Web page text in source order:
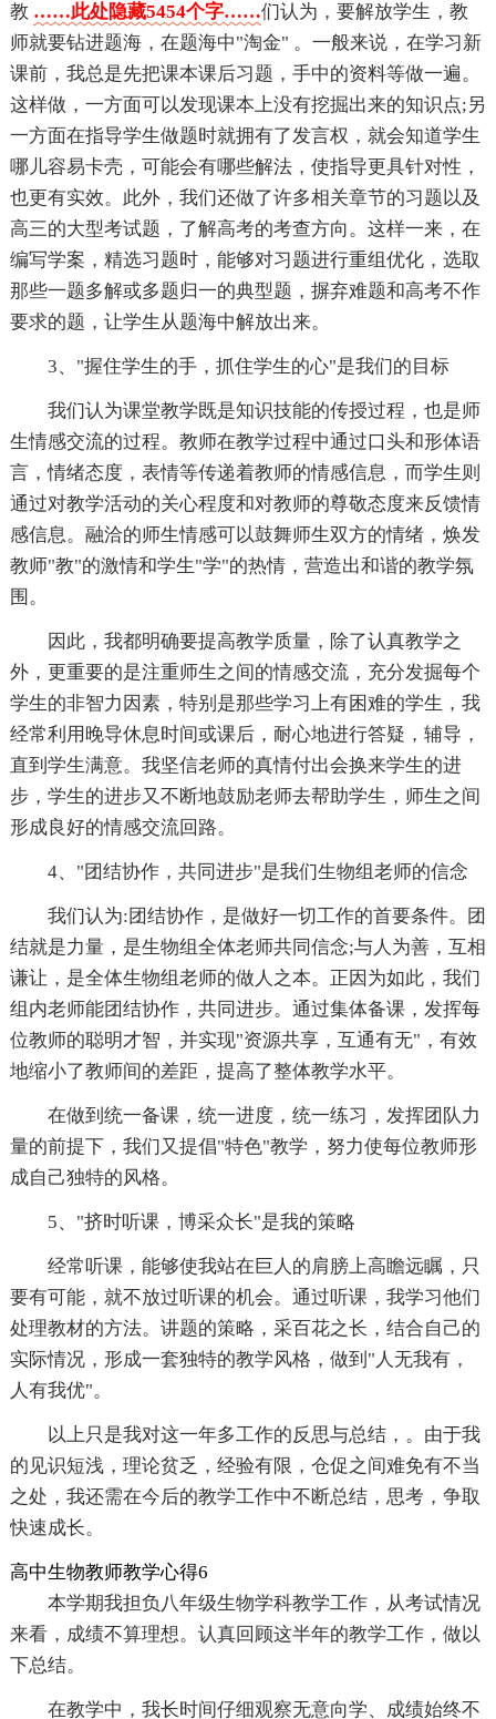
教 ……此处隐藏5454个字……们认为，要解放学生，教
师就要钻进题海，在题海中"淘金" 。一般来说，在学习新
课前，我总是先把课本课后习题，手中的资料等做一遍。
这样做，一方面可以发现课本上没有挖掘出来的知识点;另
一方面在指导学生做题时就拥有了发言权，就会知道学生
哪儿容易卡壳，可能会有哪些解法，使指导更具针对性，
也更有实效。此外，我们还做了许多相关章节的习题以及
高三的大型考试题，了解高考的考查方向。这样一来，在
编写学案，精选习题时，能够对习题进行重组优化，选取
那些一题多解或多题归一的典型题，摒弃难题和高考不作
要求的题，让学生从题海中解放出来。
3、"握住学生的手，抓住学生的心"是我们的目标
我们认为课堂教学既是知识技能的传授过程，也是师
生情感交流的过程。教师在教学过程中通过口头和形体语
言，情绪态度，表情等传递着教师的情感信息，而学生则
通过对教学活动的关心程度和对教师的尊敬态度来反馈情
感信息。融洽的师生情感可以鼓舞师生双方的情绪，焕发
教师"教"的激情和学生"学"的热情，营造出和谐的教学氛
围。
因此，我都明确要提高教学质量，除了认真教学之
外，更重要的是注重师生之间的情感交流，充分发掘每个
学生的非智力因素，特别是那些学习上有困难的学生，我
经常利用晚导休息时间或课后，耐心地进行答疑，辅导，
直到学生满意。我坚信老师的真情付出会换来学生的进
步，学生的进步又不断地鼓励老师去帮助学生，师生之间
形成良好的情感交流回路。
4、"团结协作，共同进步"是我们生物组老师的信念
我们认为:团结协作，是做好一切工作的首要条件。团
结就是力量，是生物组全体老师共同信念;与人为善，互相
谦让，是全体生物组老师的做人之本。正因为如此，我们
组内老师能团结协作，共同进步。通过集体备课，发挥每
位教师的聪明才智，并实现"资源共享，互通有无"，有效
地缩小了教师间的差距，提高了整体教学水平。
在做到统一备课，统一进度，统一练习，发挥团队力
量的前提下，我们又提倡"特色"教学，努力使每位教师形
成自己独特的风格。
5、"挤时听课，博采众长"是我的策略
经常听课，能够使我站在巨人的肩膀上高瞻远瞩，只
要有可能，就不放过听课的机会。通过听课，我学习他们
处理教材的方法。讲题的策略，采百花之长，结合自己的
实际情况，形成一套独特的教学风格，做到"人无我有，
人有我优"。
以上只是我对这一年多工作的反思与总结，。由于我
的见识短浅，理论贫乏，经验有限，仓促之间难免有不当
之处，我还需在今后的教学工作中不断总结，思考，争取
快速成长。
高中生物教师教学心得6
本学期我担负八年级生物学科教学工作，从考试情况
来看，成绩不算理想。认真回顾这半年的教学工作，做以
下总结。
在教学中，我长时间仔细观察无意向学、成绩始终不